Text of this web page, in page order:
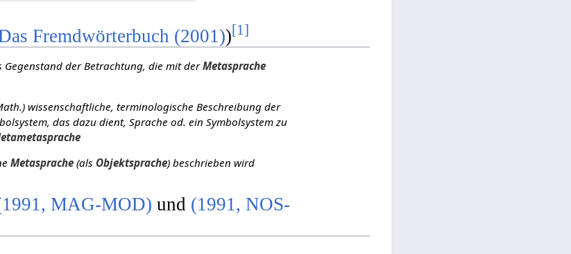
Fremdwörterbuch (2001))[1]
Gegenstand der Betrachtung, die mit derMetasprache
wissenschaftliche, terminologische Beschreibung der
das dazu dient, Sprache od. ein Symbolsystem zu
Metasprache (als Objektsprache) beschrieben wird
MAG-MOD) und (1991, NOS-